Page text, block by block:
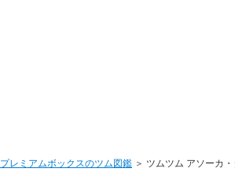
プレミアムボックスのツム図鑑 ＞ ツムツム アソーカ